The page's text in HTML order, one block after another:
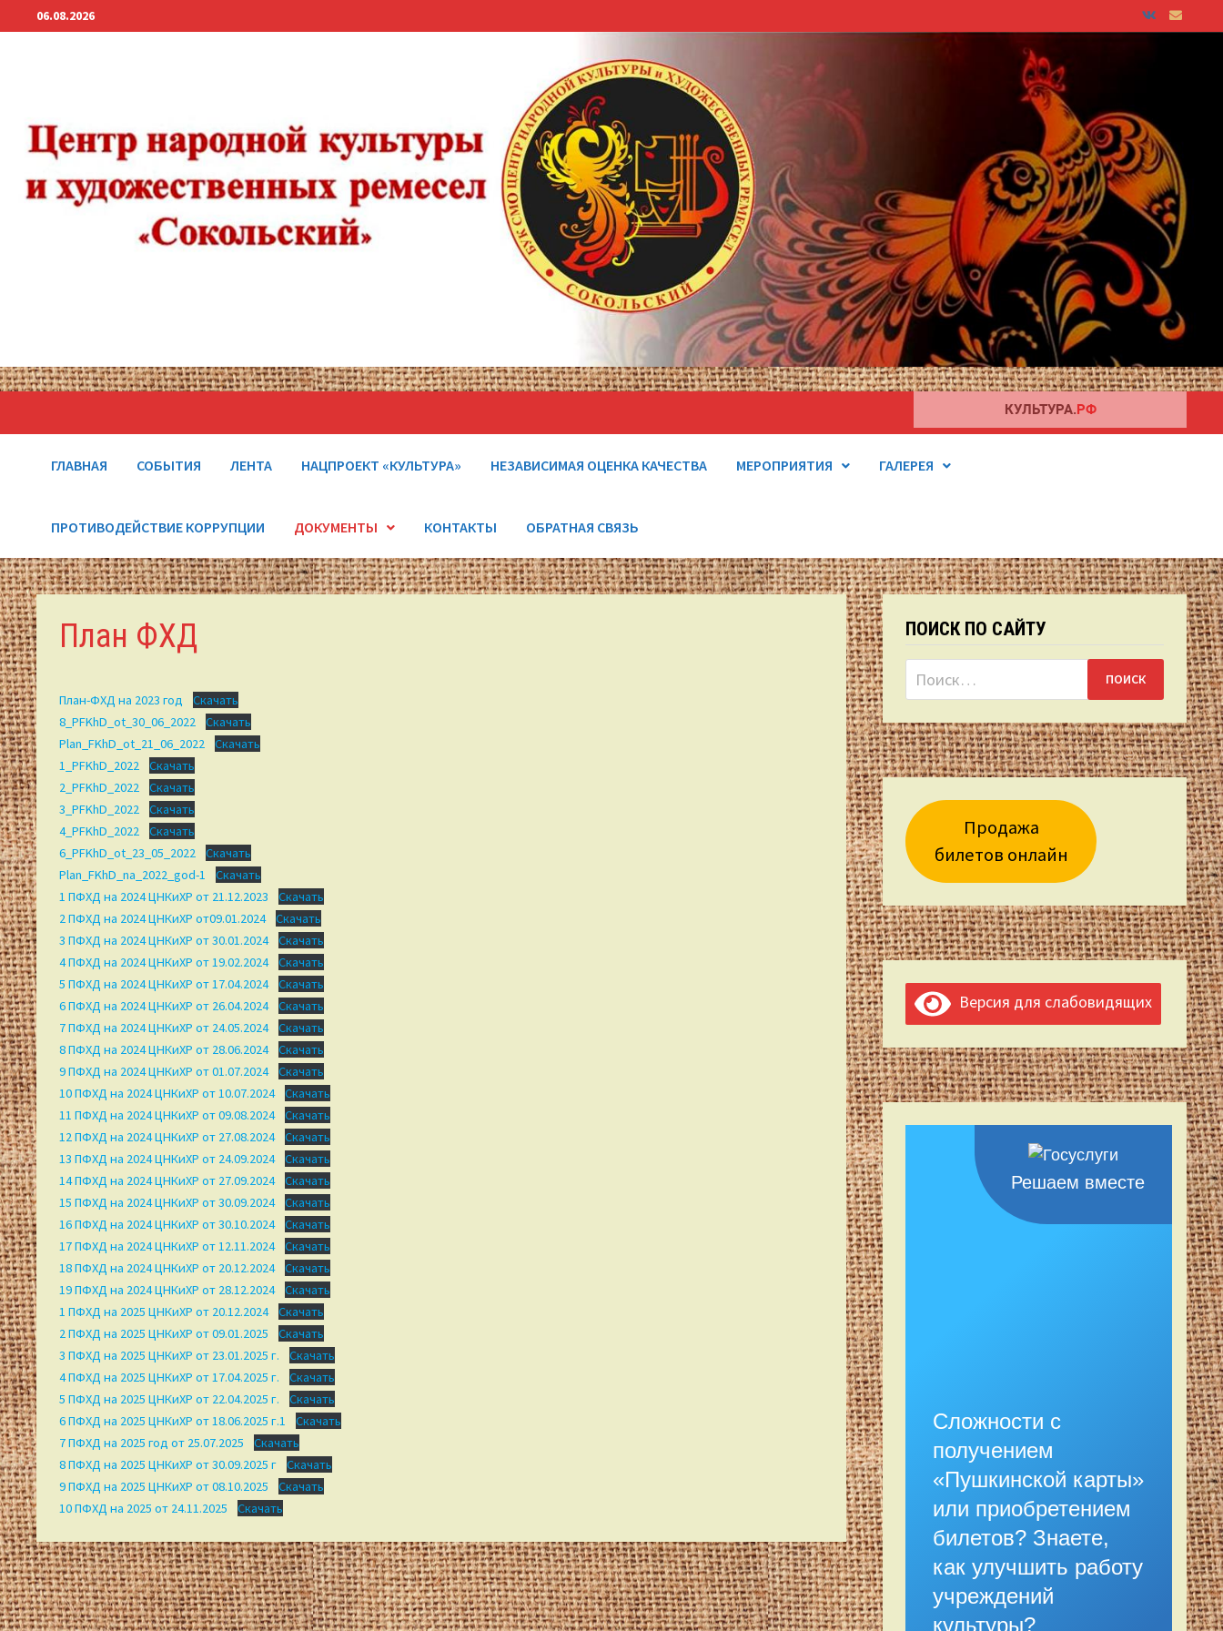
Перейти
к
06.08.2026
ГЛАВНАЯ СОБЫТИЯ ЛЕНТА НАЦПРОЕКТ «КУЛЬТУРА» НЕЗАВИСИМАЯ ОЦЕНКА КАЧЕСТВА МЕРОПРИЯТИЯ ГАЛЕРЕЯ
ПРОТИВОДЕЙСТВИЕ КОРРУПЦИИ ДОКУМЕНТЫ КОНТАКТЫ ОБРАТНАЯ СВЯЗЬ
План ФХД
План-ФХД на 2023 год
Скачать
8_PFKhD_ot_30_06_2022
Скачать
Plan_FKhD_ot_21_06_2022
Скачать
1_PFKhD_2022
Скачать
2_PFKhD_2022
Скачать
3_PFKhD_2022
Скачать
4_PFKhD_2022
Скачать
6_PFKhD_ot_23_05_2022
Скачать
Plan_FKhD_na_2022_god-1
Скачать
1 ПФХД на 2024 ЦНКиХР от 21.12.2023
Скачать
2 ПФХД на 2024 ЦНКиХР от09.01.2024 Скачать
3 ПФХД на 2024 ЦНКиХР от 30.01.2024 Скачать
4 ПФХД на 2024 ЦНКиХР от 19.02.2024 Скачать
5 ПФХД на 2024 ЦНКиХР от 17.04.2024 Скачать
6 ПФХД на 2024 ЦНКиХР от 26.04.2024 Скачать
7 ПФХД на 2024 ЦНКиХР от 24.05.2024 Скачать
8 ПФХД на 2024 ЦНКиХР от 28.06.2024 Скачать
9 ПФХД на 2024 ЦНКиХР от 01.07.2024 Скачать
10 ПФХД на 2024 ЦНКиХР от 10.07.2024 Скачать
11 ПФХД на 2024 ЦНКиХР от 09.08.2024 Скачать
12 ПФХД на 2024 ЦНКиХР от 27.08.2024 Скачать
13 ПФХД на 2024 ЦНКиХР от 24.09.2024 Скачать
14 ПФХД на 2024 ЦНКиХР от 27.09.2024 Скачать
15 ПФХД на 2024 ЦНКиХР от 30.09.2024 Скачать
16 ПФХД на 2024 ЦНКиХР от 30.10.2024 Скачать
17 ПФХД на 2024 ЦНКиХР от 12.11.2024 Скачать
18 ПФХД на 2024 ЦНКиХР от 20.12.2024 Скачать
19 ПФХД на 2024 ЦНКиХР от 28.12.2024 Скачать
1 ПФХД на 2025 ЦНКиХР от 20.12.2024 Скачать
2 ПФХД на 2025 ЦНКиХР от 09.01.2025
Скачать
3 ПФХД на 2025 ЦНКиХР от 23.01.2025 г.
Скачать
4 ПФХД на 2025 ЦНКиХР от 17.04.2025 г.
Скачать
5 ПФХД на 2025 ЦНКиХР от 22.04.2025 г.
Скачать
6 ПФХД на 2025 ЦНКиХР от 18.06.2025 г.1
Скачать
7 ПФХД на 2025 год от 25.07.2025
Скачать
8 ПФХД на 2025 ЦНКиХР от 30.09.2025 г
Скачать
9 ПФХД на 2025 ЦНКиХР от 08.10.2025
Скачать
10 ПФХД на 2025 от 24.11.2025
Скачать
ПОИСК ПО САЙТУ
Найти:
Продажа
билетов онлайн
Версия для слабовидящих
Решаем вместе
Сложности с
получением
«Пушкинской карты»
или приобретением
билетов? Знаете,
как улучшить работу
учреждений
культуры?